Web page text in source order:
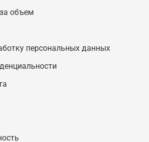
объем
персональных данных